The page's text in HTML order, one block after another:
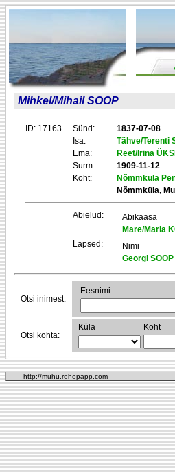
Mihkel/Mihail SOOP
ID: 17163 Sünd:
1837-07-08
Isa:
Tähve/Terenti
Ema:
Reet/Irina
Surm:
1909-11-12
Koht:
Nõmmküla
Nõmmküla,
Abielud: Abikaasa
Mare/Maria
Lapsed:
Nimi
Georgi SOOP
Otsi inimest:
Eesnimi
Otsi kohta:
Küla Koht
http://muhu.rehepapp.com